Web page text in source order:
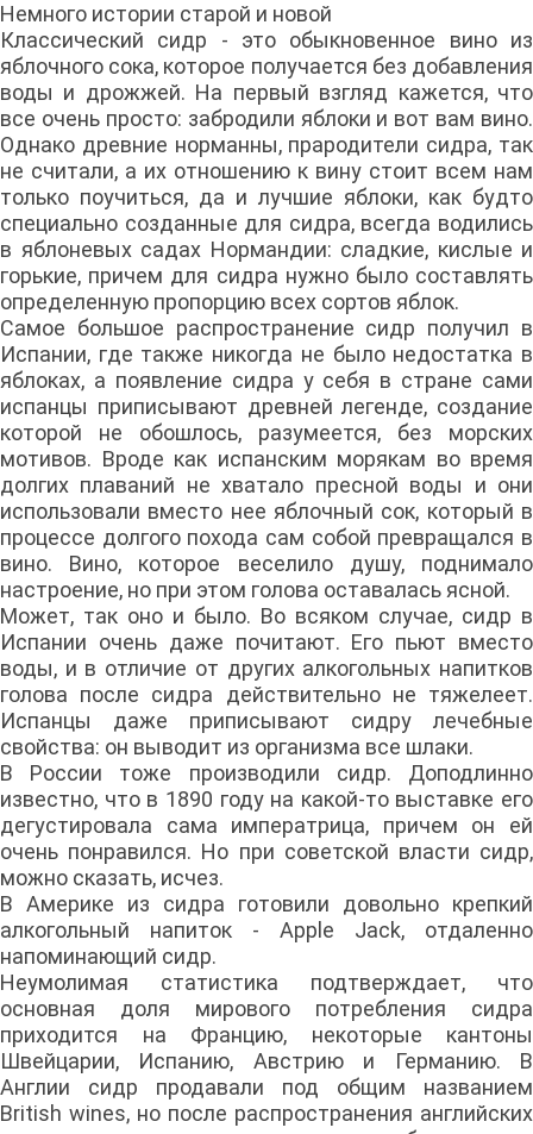
Немного истории старой и новой
Классический сидр - это обыкновенное вино из
яблочного сока, которое получается без добавления
воды и дрожжей. На первый взгляд кажется, что
все очень просто: забродили яблоки и вот вам вино.
Однако древние норманны, прародители сидра, так
не считали, а их отношению к вину стоит всем нам
только поучиться, да и лучшие яблоки, как будто
специально созданные для сидра, всегда водились
в яблоневых садах Нормандии: сладкие, кислые и
горькие, причем для сидра нужно было составлять
определенную пропорцию всех сортов яблок.
Самое большое распространение сидр получил в
Испании, где также никогда не было недостатка в
яблоках, а появление сидра у себя в стране сами
испанцы приписывают древней легенде, создание
которой не обошлось, разумеется, без морских
мотивов. Вроде как испанским морякам во время
долгих плаваний не хватало пресной воды и они
использовали вместо нее яблочный сок, который в
процессе долгого похода сам собой превращался в
вино. Вино, которое веселило душу, поднимало
настроение, но при этом голова оставалась ясной.
Может, так оно и было. Во всяком случае, сидр в
Испании очень даже почитают. Его пьют вместо
воды, и в отличие от других алкогольных напитков
голова после сидра действительно не тяжелеет.
Испанцы даже приписывают сидру лечебные
свойства: он выводит из организма все шлаки.
В России тоже производили сидр. Доподлинно
известно, что в 1890 году на какой-то выставке его
дегустировала сама императрица, причем он ей
очень понравился. Но при советской власти сидр,
можно сказать, исчез.
В Америке из сидра готовили довольно крепкий
алкогольный напиток - Apple Jack, отдаленно
напоминающий сидр.
Неумолимая статистика подтверждает, что
основная доля мирового потребления сидра
приходится на Францию, некоторые кантоны
Швейцарии, Испанию, Австрию и Германию. В
Англии сидр продавали под общим названием
British wines, но после распространения английских